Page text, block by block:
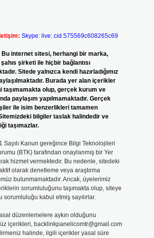
Skype: live:.cid.575569c608265c69
Bu internet sitesi, herhangi bir marka,
şirketi ile hiçbir bağlantısı
Sitede yalnızca kendi hazırladığımız
Burada yer alan içerikler
taşımamakta olup, gerçek kurum ve
paylaşım yapılmamaktadır. Gerçek
ile isim benzerlikleri tamamen
bilgiler taslak halindedir ve
taşımazlar.
Sayılı Kanun gereğince Bilgi Teknolojileri
(BTK) tarafından onaylanmış bir Yer
hizmet vermektedir. Bu nedenle, sitedeki
olarak denetleme veya araştırma
bulunmamaktadır. Ancak, üyelerimiz
sorumluluğunu taşımakta olup, siteye
sorumluluğu kabul etmiş sayılırlar.
düzenlemelere aykırı olduğunu
içerikleri, backlinkpanelicomtr@gmail.com
halinde, ilgili içerikler yasal süre